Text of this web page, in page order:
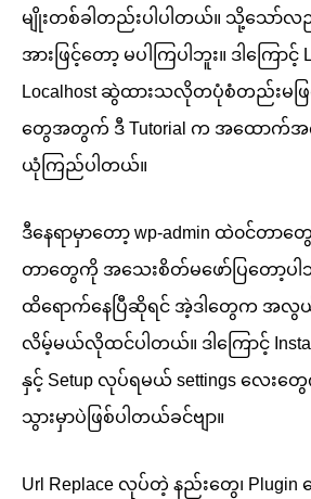
မျိုးတစ်ခါတည်းပါပါတယ်။​ သို့သော်လည်
အားဖြင့်တော့ မပါကြပါဘူး။ ဒါကြောင့်
Localhost ဆွဲထားသလိုတပုံစံတည်းမ
တွေအတွက် ဒီ Tutorial က အထောက်
ယုံကြည်ပါတယ်။
ဒီနေရာမှာတော့ wp-admin ထဲ၀င်တာတွေ
တာတွေကို အသေးစိတ်မဖော်ပြတော့ပါ
ထိရောက်နေပြီဆိုရင် အဲ့ဒါတွေက
လိမ့်မယ်လိုထင်ပါတယ်။ ဒါကြောင့်
နှင့် Setup လုပ်ရမယ် settings လေးတွေ
သွားမှာပဲဖြစ်ပါတယ်ခင်ဗျာ။
Url Replace လုပ်တဲ့ နည်းတွေ၊